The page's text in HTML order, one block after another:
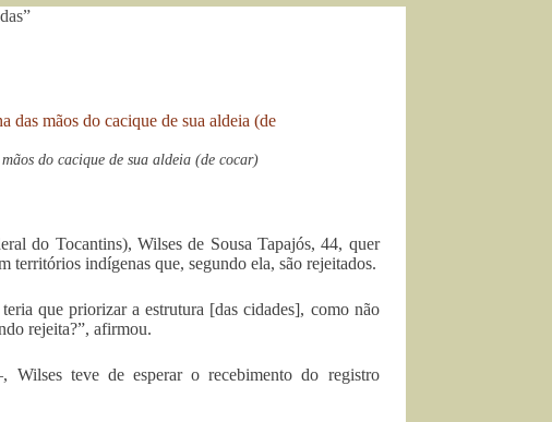
do cacique de sua aldeia (de cocar)
do Tocantins), Wilses de Sousa Tapajós, 44, quer
indígenas que, segundo ela, são rejeitados.
que priorizar a estrutura [das cidades], como não
rejeita?”, afirmou.
Wilses teve de esperar o recebimento do registro